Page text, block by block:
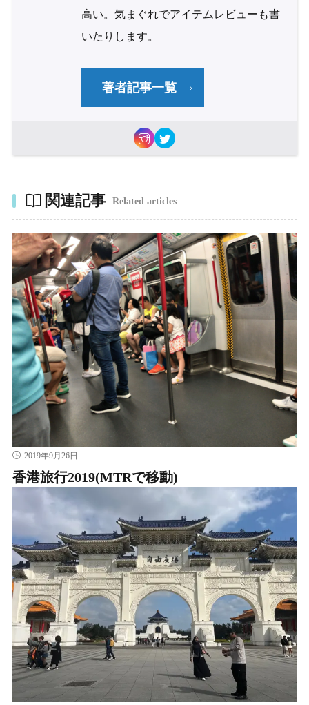
高い。気まぐれでアイテムレビューも書
いたりします。
著者記事一覧
関連記事 Related articles
2019年9月26日
香港旅行2019(MTRで移動)